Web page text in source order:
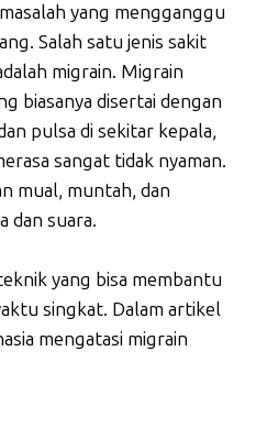
yang mengganggu
Salah satu jenis sakit
migrain. Migrain
biasanya disertai dengan
pulsa di sekitar kepala,
sangat tidak nyaman.
mual, muntah, dan
dan suara.
yang bisa membantu
singkat. Dalam artikel
mengatasi migrain